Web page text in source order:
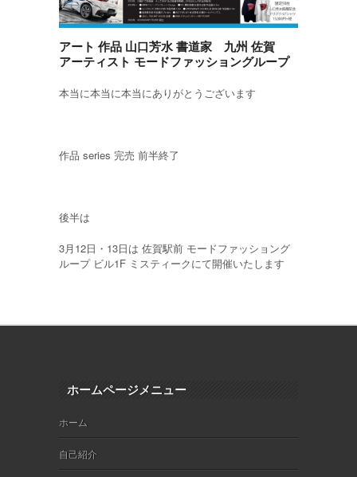
アート 作品 山口芳水 書道家 九州 佐賀
アーティスト モードファッショングループ
本当に本当に本当にありがとうございます
作品 series 完売 前半終了
後半は
3月12日・13日は 佐賀駅前 モードファッショング
ループ ビル1F ミスティークにて開催いたします
ホームページメニュー
ホーム
自己紹介